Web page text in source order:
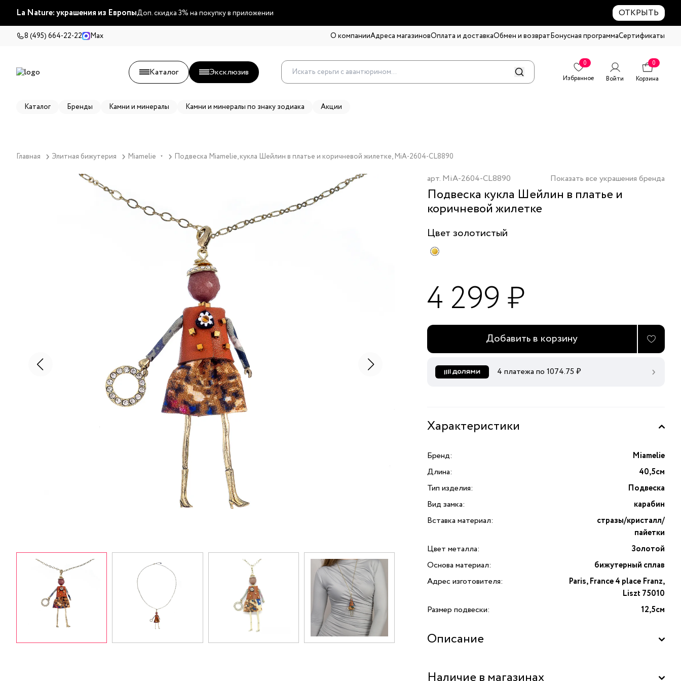
La Nature: украшения из ЕвропыДоп. скидка 3% на покупку в приложении ОТКРЫТЬ
8 (495) 664-22-22 Max О компанииАдреса магазиновОплата и доставкаОбмен и возвратБонусная программаСертификаты
Каталог Эксклюзив
0
Избранное
Войти
0
Корзина
Каталог Бренды Камни и минералы Камни и минералы по знаку зодиака Акции
Главная Элитная бижутерия Miamelie ▼ Подвеска Miamelie, кукла Шейлин в платье и коричневой жилетке, MiA-2604-CL8890
арт. MiA-2604-CL8890 Показать все украшения бренда
Подвеска кукла Шейлин в платье и
коричневой жилетке
Цвет золотистый
4 299 ₽
Добавить в корзину
4 платежа по 1074.75 ₽
Характеристики
Бренд:
Miamelie
Длина:
40,5см
Тип изделия:
Подвеска
Вид замка:
карабин
Вставка материал:
стразы/кристалл/
пайетки
Цвет металла:
Золотой
Основа материал:
бижутерный сплав
Адрес изготовителя:
Paris, France 4 place Franz,
Liszt 75010
Размер подвески:
12,5см
Описание